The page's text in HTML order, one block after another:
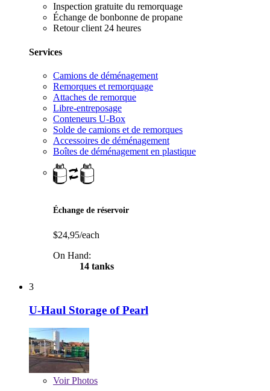
Inspection gratuite du remorquage
Échange de bonbonne de propane
Retour client 24 heures
Services
Camions de déménagement
Remorques et remorquage
Attaches de remorque
Libre-entreposage
Conteneurs U-Box
Solde de camions et de remorques
Accessoires de déménagement
Boîtes de déménagement en plastique
Échange de réservoir
$24,95/each
On Hand:
14 tanks
3
U-Haul Storage of Pearl
VoirPhotos